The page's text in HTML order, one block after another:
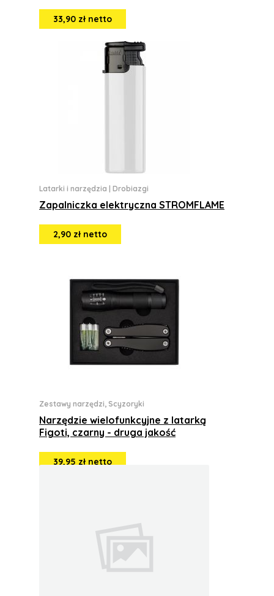
33,90 zł netto
Latarki i narzędzia Drobiazgi
Zapalniczka elektryczna STROMFLAME
2,90 zł netto
Zestawy narzędzi, Scyzoryki
Narzędzie wielofunkcyjne z latarką
Figoti, czarny - druga jakość
39,95 zł netto